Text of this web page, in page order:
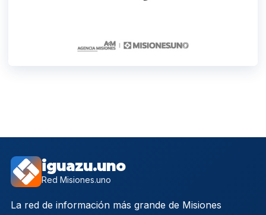
iguazu.uno
Red Misiones.uno
La red de información más grande de Misiones